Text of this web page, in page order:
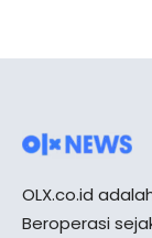
OLX.co.id
Beroperasi